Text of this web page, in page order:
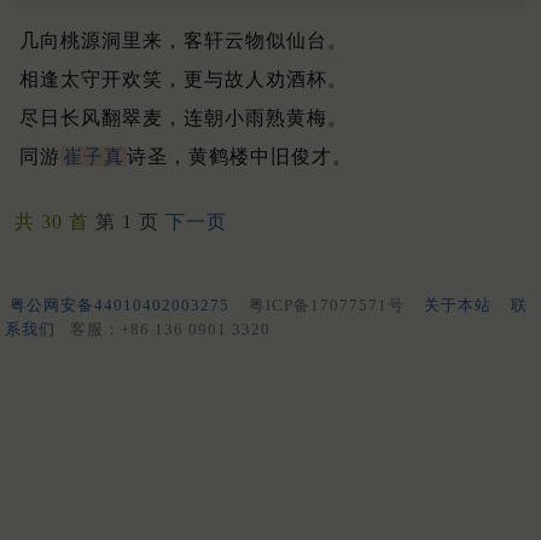
几向桃源洞里来，客轩云物似仙台。
相逢太守开欢笑，更与故人劝酒杯。
尽日长风翻翠麦，连朝小雨熟黄梅。
同游 崔子真 诗圣，黄鹤楼中旧俊才。
共 30 首 第 1 页 下一页
粤公网安备44010402003275 粤ICP备17077571号 关于本站
联
系我们
客服：+86 136 0901 3320